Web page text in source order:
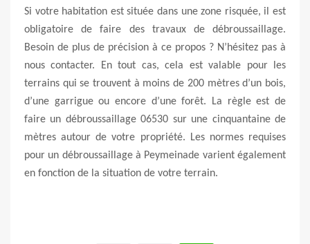
Si votre habitation est située dans une zone risquée, il est
obligatoire de faire des travaux de débroussaillage.
Besoin de plus de précision à ce propos ? N’hésitez pas à
nous contacter. En tout cas, cela est valable pour les
terrains qui se trouvent à moins de 200 mètres d’un bois,
d’une garrigue ou encore d’une forêt. La règle est de
faire un débroussaillage 06530 sur une cinquantaine de
mètres autour de votre propriété. Les normes requises
pour un débroussaillage à Peymeinade varient également
en fonction de la situation de votre terrain.